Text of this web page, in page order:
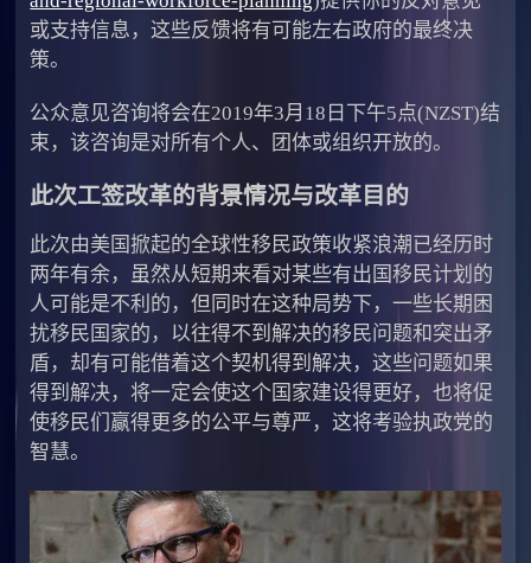
或支持信息，这些反馈将有可能左右政府的最终决
策。
公众意见咨询将会在2019年3月18日下午5点(NZST)结
束，该咨询是对所有个人、团体或组织开放的。
此次工签改革的背景情况与改革目的
此次由美国掀起的全球性移民政策收紧浪潮已经历时
两年有余，虽然从短期来看对某些有出国移民计划的
人可能是不利的，但同时在这种局势下，一些长期困
扰移民国家的，以往得不到解决的移民问题和突出矛
盾，却有可能借着这个契机得到解决，这些问题如果
得到解决，将一定会使这个国家建设得更好，也将促
使移民们赢得更多的公平与尊严，这将考验执政党的
智慧。